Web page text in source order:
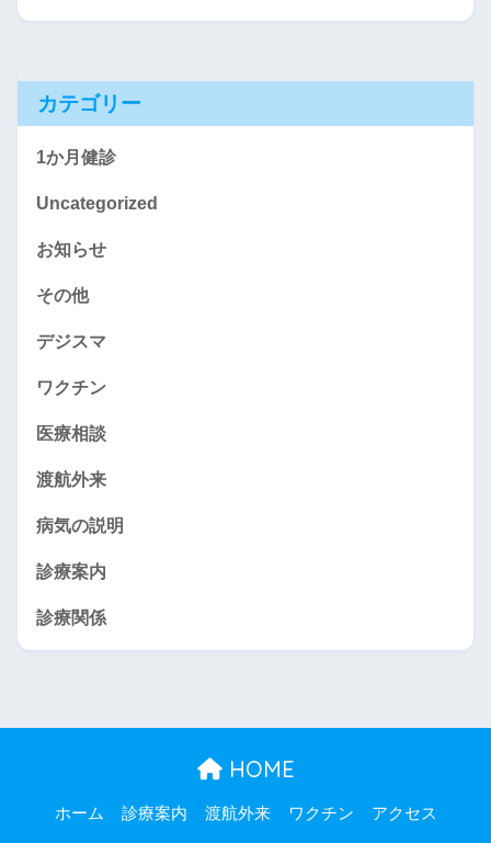
カテゴリー
1か月健診
Uncategorized
お知らせ
その他
デジスマ
ワクチン
医療相談
渡航外来
病気の説明
診療案内
診療関係
HOME
ホーム 診療案内 渡航外来 ワクチン アクセス